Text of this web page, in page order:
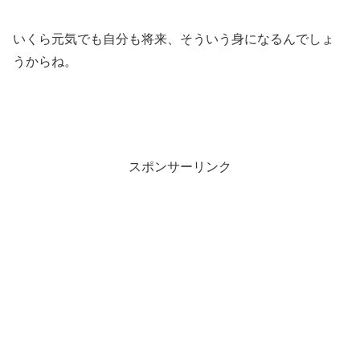
いくら元気でも自分も将来、そういう身になるんでしょ
うからね。
スポンサーリンク